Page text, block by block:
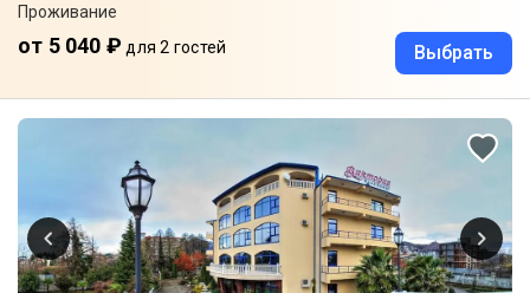
Проживание
от 5 040 ₽ для 2 гостей Выбрать